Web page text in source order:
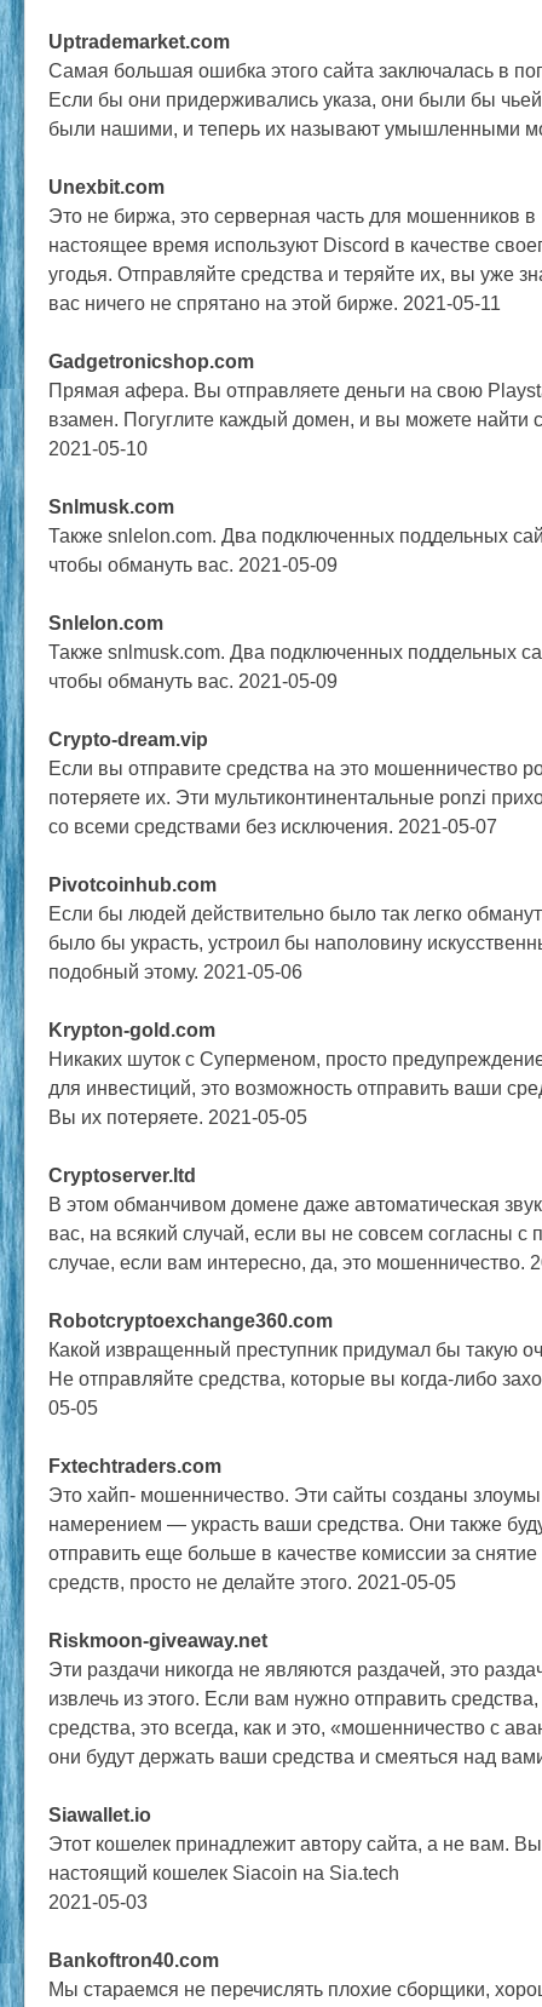
Uptrademarket.com
Самая большая ошибка этого сайта заключалась в
Если бы они придерживались указа, они были бы
были нашими, и теперь их называют умышленными
Unexbit.com
Это не биржа, это серверная часть для мошенников в
настоящее время используют Discord в качестве
угодья. Отправляйте средства и теряйте их, вы уже
вас ничего не спрятано на этой бирже. 2021-05-11
Gadgetronicshop.com
Прямая афера. Вы отправляете деньги на свою
взамен. Погуглите каждый домен, и вы можете найти
2021-05-10
Snlmusk.com
Также snlelon.com. Два подключенных поддельных
чтобы обмануть вас. 2021-05-09
Snlelon.com
Также snlmusk.com. Два подключенных поддельных
чтобы обмануть вас. 2021-05-09
Crypto-dream.vip
Если вы отправите средства на это мошенничество
потеряете их. Эти мультиконтинентальные ponzi
со всеми средствами без исключения. 2021-05-07
Pivotcoinhub.com
Если бы людей действительно было так легко
было бы украсть, устроил бы наполовину
подобный этому. 2021-05-06
Krypton-gold.com
Никаких шуток с Суперменом, просто
для инвестиций, это возможность отправить ваши
Вы их потеряете. 2021-05-05
Cryptoserver.ltd
В этом обманчивом домене даже автоматическая
вас, на всякий случай, если вы не совсем согласны с
случае, если вам интересно, да, это мошенничество.
Robotcryptoexchange360.com
Какой извращенный преступник придумал бы такую
Не отправляйте средства, которые вы когда-либо
05-05
Fxtechtraders.com
Это хайп- мошенничество. Эти сайты созданы
намерением — украсть ваши средства. Они также
отправить еще больше в качестве комиссии за
средств, просто не делайте этого. 2021-05-05
Riskmoon-giveaway.net
Эти раздачи никогда не являются раздачей, это
извлечь из этого. Если вам нужно отправить
средства, это всегда, как и это, «мошенничество с
они будут держать ваши средства и смеяться над
Siawallet.io
Этот кошелек принадлежит автору сайта, а не вам.
настоящий кошелек Siacoin на Sia.tech
2021-05-03
Bankoftron40.com
Мы стараемся не перечислять плохие сборщики,